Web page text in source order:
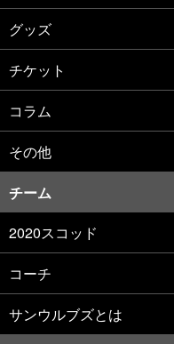
グッズ
チケット
コラム
その他
チーム
2020スコッド
コーチ
サンウルブズとは